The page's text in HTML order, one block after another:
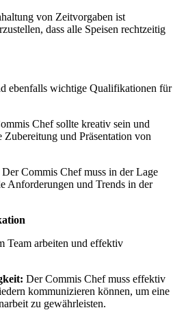
von Zeitvorgaben ist
dass alle Speisen rechtzeitig
ebenfalls wichtige Qualifikationen für
Chef sollte kreativ sein und
und Präsentation von
Der Commis Chef muss in der Lage
Anforderungen und Trends in der
Team arbeiten und effektiv
Der Commis Chef muss effektiv
kommunizieren können, um eine
zu gewährleisten.